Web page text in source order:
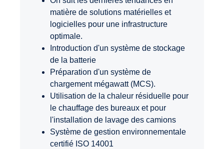
matière de solutions matérielles et
logicielles pour une infrastructure
optimale.
Introduction d'un système de stockage
de la batterie
Préparation d'un système de
chargement mégawatt (MCS).
Utilisation de la chaleur résiduelle pour
le chauffage des bureaux et pour
l'installation de lavage des camions
Système de gestion environnementale
certifié ISO 14001